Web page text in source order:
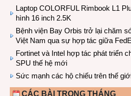
Laptop COLORFUL Rimbook L1
hình 16 inch 2.5K
Bệnh viện Bay Orbis trở lại chăm
Việt Nam qua sự hợp tác giữa
Fortinet và Intel hợp tác phát triển
SPU thế hệ mới
Sức mạnh các hộ chiếu trên thế
CÁC BÀI TRONG THÁNG